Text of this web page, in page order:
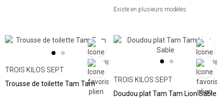
Existe en plusieurs modèles
TROIS KILOS SEPT
Trousse de toilette Tam Tam
TROIS KILOS SEPT
Doudou plat Tam Tam Lion Sable